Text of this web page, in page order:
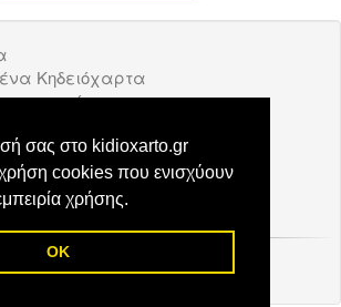
σας στο kidioxarto.gr
cookies που ενισχύουν
χρήσης.
OK
Κηδειόχαρτα
επιχειρήσεων
Kidioxarto.gr /Επικοινωνία